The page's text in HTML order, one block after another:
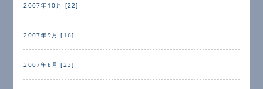
2007年10月 [22]
2007年9月 [16]
2007年8月 [23]